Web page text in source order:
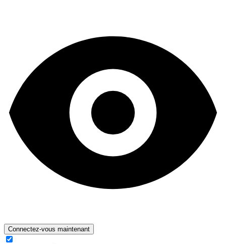
Connectez-vous maintenant